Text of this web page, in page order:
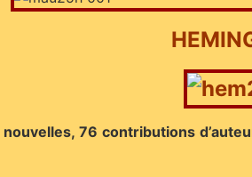
76 contributions